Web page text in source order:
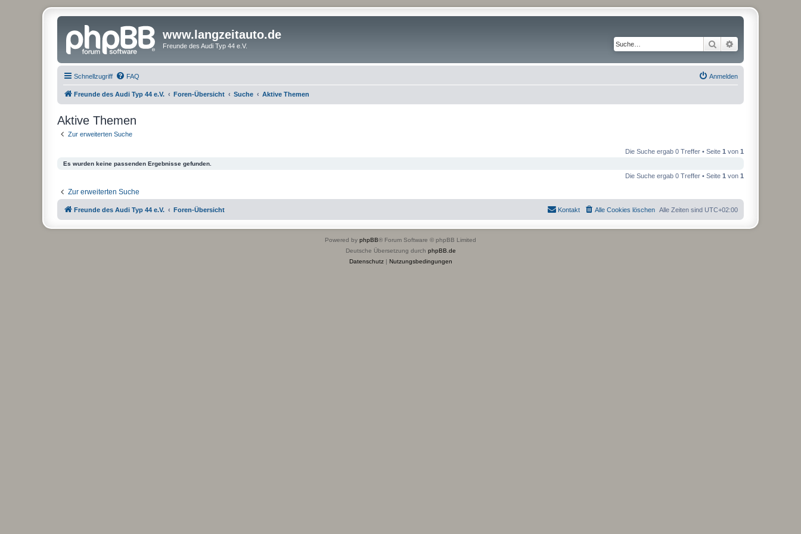
www.langzeitauto.de
Freunde des Audi Typ 44 e.V. Suche
Schnellzugriff FAQ Anmelden
Freunde des Audi Typ 44 e.V. Foren-Übersicht Suche Aktive Themen
Aktive Themen
Zur erweiterten Suche
Die Suche ergab 0 Treffer • Seite 1 von 1
Es wurden keine passenden Ergebnisse gefunden.
Die Suche ergab 0 Treffer • Seite 1 von 1
Zur erweiterten Suche
Freunde des Audi Typ 44 e.V. Foren-Übersicht Alle Zeiten sind UTC+02:00
Alle Cookies löschen
Kontakt
Powered by phpBB® Forum Software © phpBB Limited
Deutsche Übersetzung durch phpBB.de
Datenschutz| Nutzungsbedingungen